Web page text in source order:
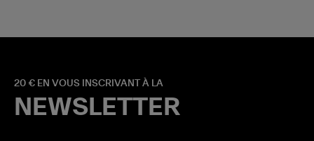
20 € EN VOUS INSCRIVANT À LA
NEWSLETTER